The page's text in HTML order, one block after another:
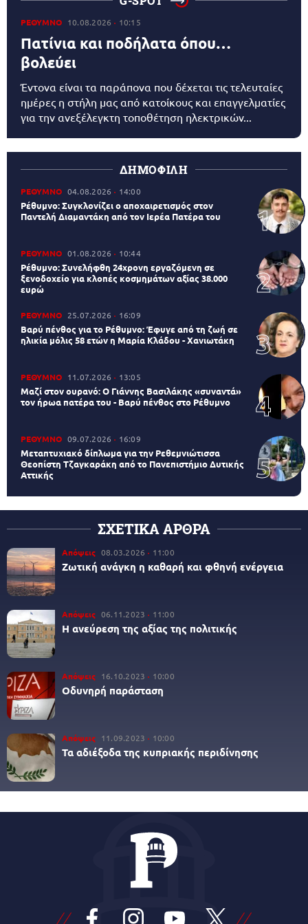
ΡΕΘΥΜΝΟ 10.08.2026 10:15
Πατίνια και ποδήλατα όπου…
βολεύει
Έντονα είναι τα παράπονα που δέχεται τις τελευταίες
ημέρες η στήλη μας από κατοίκους και επαγγελματίες
για την ανεξέλεγκτη τοποθέτηση ηλεκτρικών...
ΔΗΜΟΦΙΛΗ
ΡΕΘΥΜΝΟ 04.08.2026 14:00
Ρέθυμνο: Συγκλονίζει ο αποχαιρετισμός στον
Παντελή Διαμαντάκη από τον Ιερέα Πατέρα του
ΡΕΘΥΜΝΟ 01.08.2026 10:44
Ρέθυμνο: Συνελήφθη 24χρονη εργαζόμενη σε
ξενοδοχείο για κλοπές κοσμημάτων αξίας 38.000
ευρώ
ΡΕΘΥΜΝΟ 25.07.2026 16:09
Βαρύ πένθος για το Ρέθυμνο: Έφυγε από τη ζωή σε
ηλικία μόλις 58 ετών η Μαρία Κλάδου - Χανιωτάκη
ΡΕΘΥΜΝΟ 11.07.2026 13:05
Μαζί στον ουρανό: Ο Γιάννης Βασιλάκης «συναντά»
τον ήρωα πατέρα του - Βαρύ πένθος στο Ρέθυμνο
ΡΕΘΥΜΝΟ 09.07.2026 16:09
Μεταπτυχιακό δίπλωμα για την Ρεθεμνιώτισσα
Θεοπίστη Τζαγκαράκη από το Πανεπιστήμιο Δυτικής
Αττικής
ΣΧΕΤΙΚΑ ΑΡΘΡΑ
Απόψεις 08.03.2026 11:00
Ζωτική ανάγκη η καθαρή και φθηνή ενέργεια
Απόψεις 06.11.2023 11:00
Η ανεύρεση της αξίας της πολιτικής
Απόψεις 16.10.2023 10:00
Οδυνηρή παράσταση
Απόψεις 11.09.2023 10:00
Τα αδιέξοδα της κυπριακής περιδίνησης